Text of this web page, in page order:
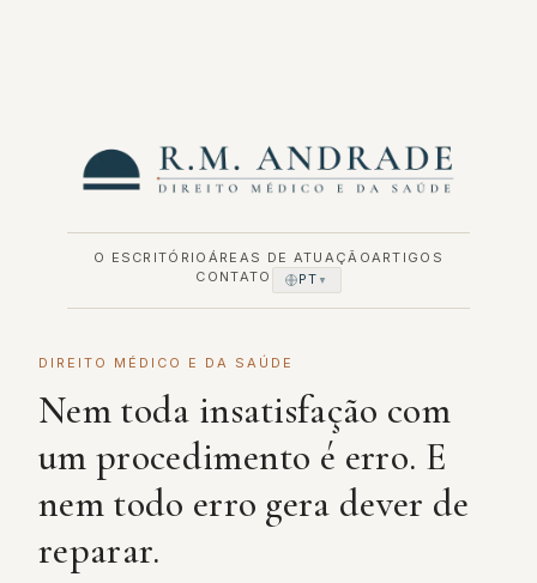
O ESCRITÓRIO ÁREAS DE ATUAÇÃOARTIGOS
CONTATO
PT ▼
DIREITO MÉDICO E DA SAÚDE
Nem toda insatisfação com
um procedimento é erro. E
nem todo erro gera dever de
reparar.